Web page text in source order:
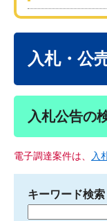
入札・公
入札公告の
電子調達案件は、 入
キーワード検索